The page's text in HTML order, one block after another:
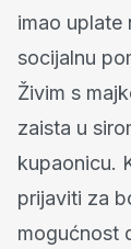
imao uplate
socijalnu
Živim s
zaista u
kupaonicu.
prijaviti za
mogućnost